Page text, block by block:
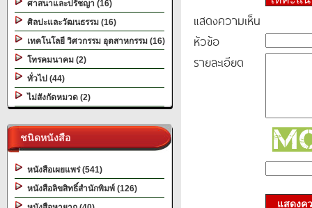
ศาสนาและปรัชญา (16)
ศิลปะและวัฒนธรรม (16)
เทคโนโลยี วิศวกรรม อุตสาหกรรม (16)
โทรคมนาคม (2)
ทั่วไป (44)
ไม่สังกัดหมวด (2)
ชนิดหนังสือ
หนังสือเผยแพร่ (541)
หนังสือลิขสิทธิ์สำนักพิมพ์ (126)
แสดงความเห็น
หัวข้อ
รายละเอียด
แสดงค